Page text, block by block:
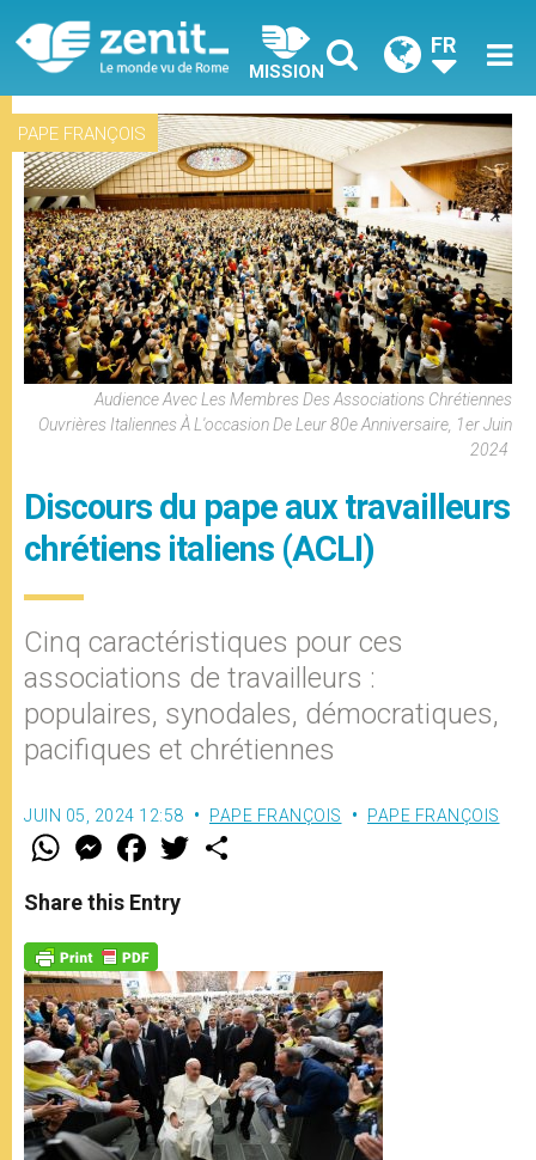
MISSION
FR
PAPE FRANÇOIS
Audience Avec Les Membres Des Associations Chrétiennes
Ouvrières Italiennes À L'occasion De Leur 80e Anniversaire, 1er Juin
2024
Discours du pape aux travailleurs
chrétiens italiens (ACLI)
Cinq caractéristiques pour ces
associations de travailleurs :
populaires, synodales, démocratiques,
pacifiques et chrétiennes
JUIN 05, 2024 12:58 PAPE FRANÇOIS PAPE FRANÇOIS
W
t
s
p
p
M
e
s
e
g
e
r
F
a
e
b
o
k
w
Share this Entry